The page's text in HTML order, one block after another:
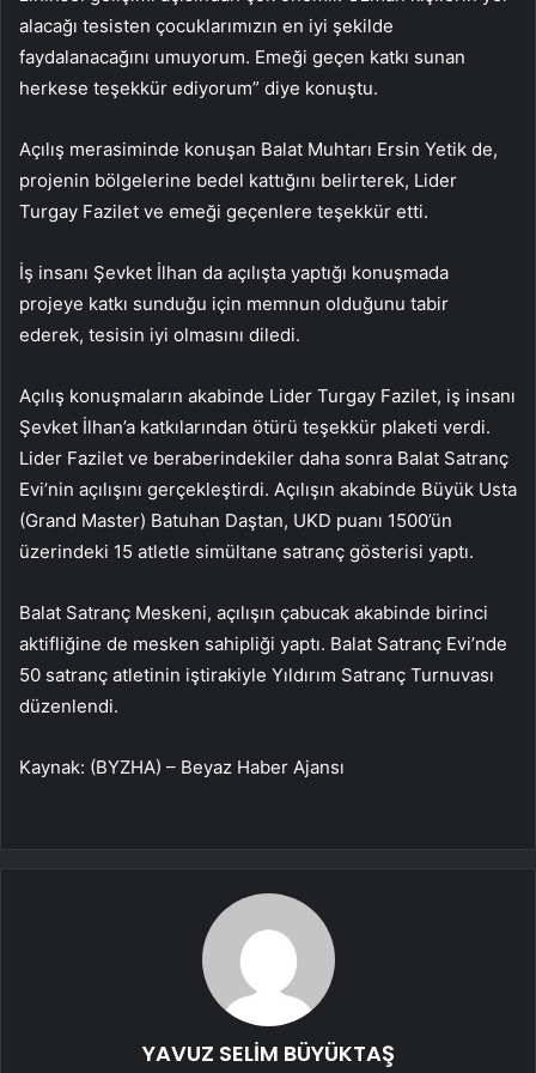
alacağı tesisten çocuklarımızın en iyi şekilde
faydalanacağını umuyorum. Emeği geçen katkı sunan
herkese teşekkür ediyorum” diye konuştu.
Açılış merasiminde konuşan Balat Muhtarı Ersin Yetik de,
projenin bölgelerine bedel kattığını belirterek, Lider
Turgay Fazilet ve emeği geçenlere teşekkür etti.
İş insanı Şevket İlhan da açılışta yaptığı konuşmada
projeye katkı sunduğu için memnun olduğunu tabir
ederek, tesisin iyi olmasını diledi.
Açılış konuşmaların akabinde Lider Turgay Fazilet, iş insanı
Şevket İlhan’a katkılarından ötürü teşekkür plaketi verdi.
Lider Fazilet ve beraberindekiler daha sonra Balat Satranç
Evi’nin açılışını gerçekleştirdi. Açılışın akabinde Büyük Usta
(Grand Master) Batuhan Daştan, UKD puanı 1500’ün
üzerindeki 15 atletle simültane satranç gösterisi yaptı.
Balat Satranç Meskeni, açılışın çabucak akabinde birinci
aktifliğine de mesken sahipliği yaptı. Balat Satranç Evi’nde
50 satranç atletinin iştirakiyle Yıldırım Satranç Turnuvası
düzenlendi.
Kaynak: (BYZHA) – Beyaz Haber Ajansı
YAVUZ SELİM BÜYÜKTAŞ